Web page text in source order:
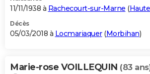
11/11/1938 à Rachecourt-sur-Marne (
Décès
05/03/2018 à Locmariaquer(Morbihan)
Marie-rose VOILLEQUIN (83